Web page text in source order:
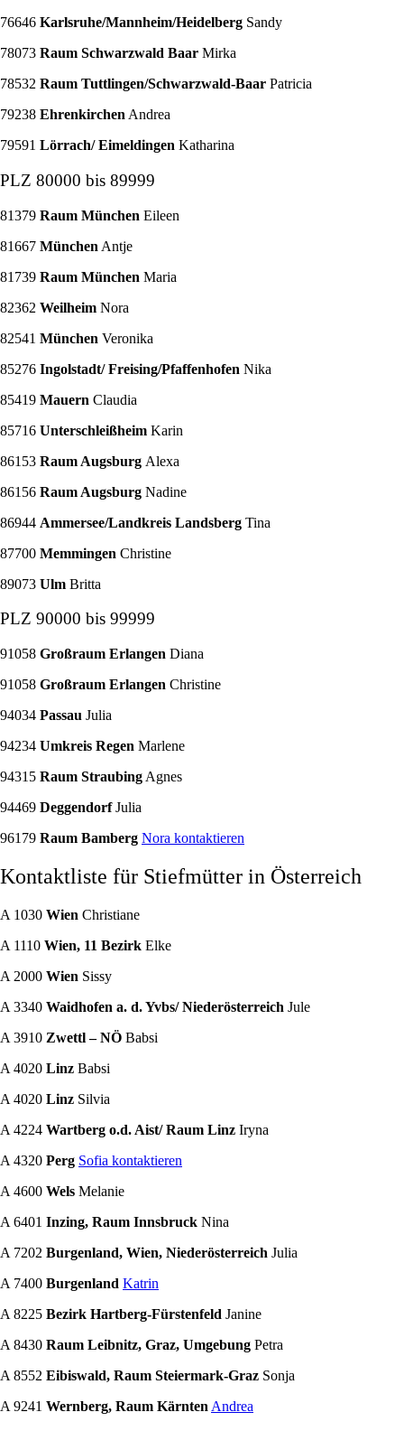
76646 Karlsruhe/Mannheim/Heidelberg Sandy
78073 Raum Schwarzwald Baar Mirka
78532 Raum Tuttlingen/Schwarzwald-Baar Patricia
79238 Ehrenkirchen Andrea
79591 Lörrach/ Eimeldingen Katharina
PLZ 80000 bis 89999
81379 Raum München Eileen
81667 München Antje
81739 Raum München Maria
82362 Weilheim Nora
82541 München Veronika
85276 Ingolstadt/ Freising/Pfaffenhofen Nika
85419 Mauern Claudia
85716 Unterschleißheim Karin
86153 Raum Augsburg Alexa
86156 Raum Augsburg Nadine
86944 Ammersee/Landkreis Landsberg Tina
87700 Memmingen Christine
89073 Ulm Britta
PLZ 90000 bis 99999
91058 Großraum Erlangen Diana
91058 Großraum Erlangen Christine
94034 Passau Julia
94234 Umkreis Regen Marlene
94315 Raum Straubing Agnes
94469 DeggendorfJulia
96179 Raum Bamberg Nora kontaktieren
Kontaktliste für Stiefmütter in Österreich
A 1030 Wien Christiane
A 1110 Wien, 11 Bezirk Elke
A 2000 Wien Sissy
A 3340 Waidhofen a. d. Yvbs/ Niederösterreich Jule
A 3910 Zwettl – NÖ Babsi
A 4020 Linz Babsi
A 4020 Linz Silvia
A 4224 Wartberg o.d. Aist/ Raum Linz Iryna
A 4320 Perg Sofia kontaktieren
A 4600 Wels Melanie
A 6401 Inzing, Raum Innsbruck Nina
A 7202 Burgenland, Wien, Niederösterreich Julia
A 7400 Burgenland Katrin
A 8225 Bezirk Hartberg-Fürstenfeld Janine
A 8430 Raum Leibnitz, Graz, Umgebung Petra
A 8552 Eibiswald, Raum Steiermark-Graz Sonja
A 9241 Wernberg, Raum Kärnten Andrea